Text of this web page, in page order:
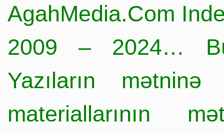
AgahMedia.Com
2009 – 2024…
Yazıların
materiallarının